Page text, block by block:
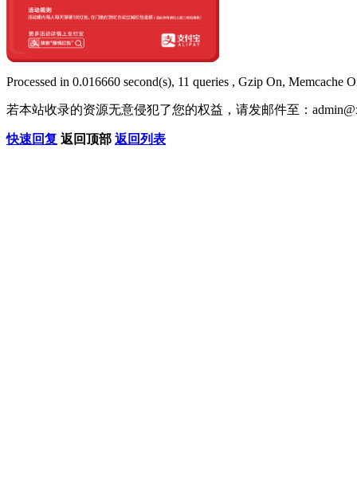
Processed in 0.016660 second(s), 11 queries , Gzip On, Memcache
若本站收录的资源无意侵犯了您的权益，请发邮件至：
快速回复 返回顶部 返回列表